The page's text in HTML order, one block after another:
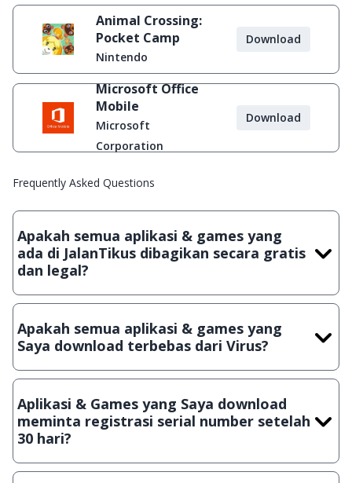
Animal Crossing:
Pocket Camp
Nintendo
Download
Microsoft Office
Mobile
Microsoft
Corporation
Download
Frequently Asked Questions
Apakah semua aplikasi & games yang
ada di JalanTikus dibagikan secara gratis
dan legal?
Ya, JalanTikus hanya membagikan aplikasi & games yang
crack, patch atau semacamnya.
Apakah semua aplikasi & games yang
Saya download terbebas dari Virus?
Ya, JalanTikus selalu melakukan scanning dengan 3 jenis
suatu aplikasi atau games, sehingga bisa dijamin 100%
terbebas dari virus.
Aplikasi & Games yang Saya download
meminta registrasi serial number setelah
30 hari?
Meskipun dibagikan secara gratis, namun ada beberapa